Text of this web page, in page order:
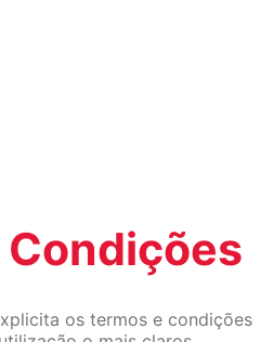
os termos e condições